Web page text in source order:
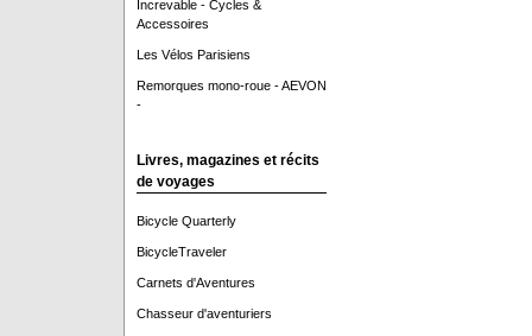
Increvable - Cycles &
Accessoires
Les Vélos Parisiens
Remorques mono-roue - AEVON
-
Livres, magazines et récits
de voyages
Bicycle Quarterly
BicycleTraveler
Carnets d'Aventures
Chasseur d'aventuriers